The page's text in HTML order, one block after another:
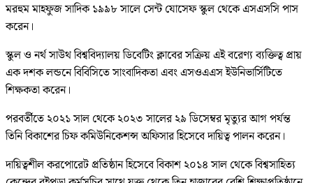
মরহুম মাহফুজ সাদিক ১৯৯৮ সালে সেন্ট যোসেফ স্কুল থেকে এসএসসি পাস
করেন।
স্কুল ও নর্থ সাউথ বিশ্ববিদ্যালয় ডিবেটিং ক্লাবের সক্রিয় এই বরেণ্য ব্যক্তিত্ব প্রায়
এক দশক লন্ডনে বিবিসিতে সাংবাদিকতা এবং এসওএএস ইউনিভার্সিটিতে
শিক্ষকতা করেন।
পরবর্তীতে ২০২১ সাল থেকে ২০২৩ সালের ২৯ ডিসেম্বর মৃত্যুর আগ পর্যন্ত
তিনি বিকাশের চিফ কমিউনিকেশন্স অফিসার হিসেবে দায়িত্ব পালন করেন।
দায়িত্বশীল করপোরেট প্রতিষ্ঠান হিসেবে বিকাশ ২০১৪ সাল থেকে বিশ্বসাহিত্য